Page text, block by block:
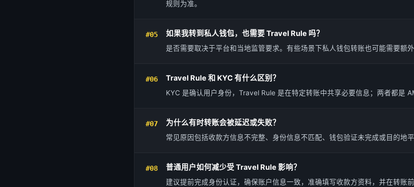
规则为准。
#05 如果我转到私人钱包，也需要 Travel Rule 吗？
是否需要取决于平台和当地监管要求。有些场景下私人钱包转账也可能需要额
#06 Travel Rule 和 KYC 有什么区别？
KYC 是确认用户身份，Travel Rule 是在特定转账中共享必要信息；两者都是
#07 为什么有时转账会被延迟或失败？
常见原因包括收款方信息不完整、身份信息不匹配、钱包验证未完成或目的地
#08 普通用户如何减少受 Travel Rule 影响？
建议提前完成身份认证，确保账户信息一致，准确填写收款方资料，并在转账